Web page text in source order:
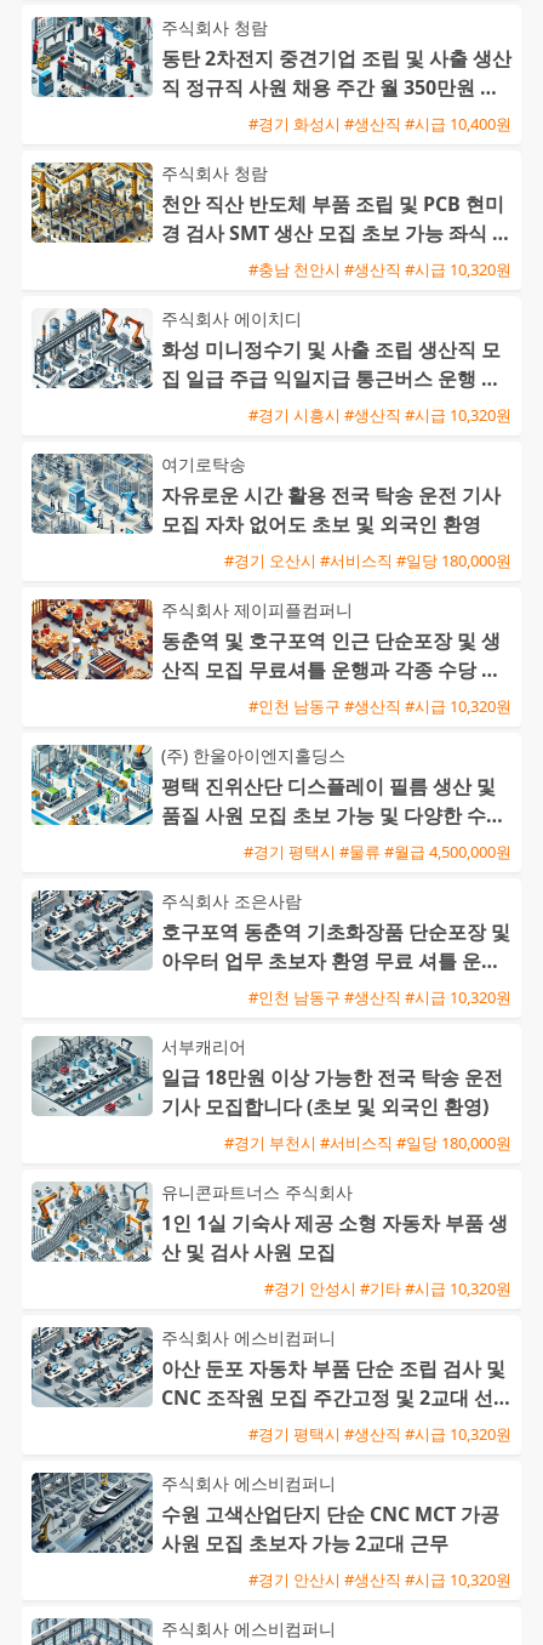
주식회사 청람
동탄 2차전지 중견기업 조립 및 사출 생산
직 정규직 사원 채용 주간 월 350만원 및
교대 월 370만원#경기 화성시 #생산직 #시급 10,400원
주식회사 청람
천안 직산 반도체 부품 조립 및 PCB 현미
경 검사 SMT 생산 모집 초보 가능 좌식 근
#충남 천안시 #생산직 #시급 10,320원
주식회사 에이치디
화성 미니정수기 및 사출 조립 생산직 모
집 일급 주급 익일지급 통근버스 운행 초
#경기 시흥시 #생산직 #시급 10,320원
여기로탁송
자유로운 시간 활용 전국 탁송 운전 기사
모집 자차 없어도 초보 및 외국인 환영
#경기 오산시 #서비스직 #일당 180,000원
주식회사 제이피플컴퍼니
동춘역 및 호구포역 인근 단순포장 및 생
산직 모집 무료셔틀 운행과 각종 수당 지
#인천 남동구 #생산직 #시급 10,320원
(주) 한울아이엔지홀딩스
평택 진위산단 디스플레이 필름 생산 및
품질 사원 모집 초보 가능 및 다양한 수당
#경기 평택시 #물류 #월급 4,500,000원
주식회사 조은사람
호구포역 동춘역 기초화장품 단순포장 및
아우터 업무 초보자 환영 무료 셔틀 운행
익일지급 가능#인천 남동구 #생산직 #시급 10,320원
서부캐리어
일급 18만원 이상 가능한 전국 탁송 운전
기사 모집합니다 (초보 및 외국인 환영)
#경기 부천시 #서비스직 #일당 180,000원
유니콘파트너스 주식회사
1인 1실 기숙사 제공 소형 자동차 부품 생
산 및 검사 사원 모집
#경기 안성시 #기타 #시급 10,320원
주식회사 에스비컴퍼니
아산 둔포 자동차 부품 단순 조립 검사 및
CNC 조작원 모집 주간고정 및 2교대 선택
가능 F비자 지원 가#경기 평택시 #생산직 #시급 10,320원
주식회사 에스비컴퍼니
수원 고색산업단지 단순 CNC MCT 가공
사원 모집 초보자 가능 2교대 근무
#경기 안산시 #생산직 #시급 10,320원
주식회사 에스비컴퍼니